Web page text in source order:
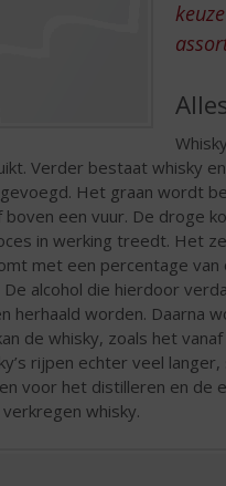
Verder bestaat whisky
Het graan wordt
een vuur. De droge
in werking treedt. Het
met een percentage
alcohol die hierdoor
herhaald worden. Daarna
de whisky, zoals het
rijpen echter veel
voor het distilleren en de
whisky.